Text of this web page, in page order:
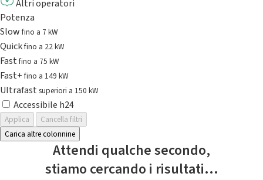
Altri operatori
Potenza
Slowfino a 7 kW
Quickfino a 22 kW
Fastfino a 75 kW
Fast+fino a 149 kW
Ultrafast superiori a 150 kW
Accessibile h24
Applica
Cancella filtri
Carica altre colonnine
Attendi qualche secondo,
stiamo cercando i risultati...